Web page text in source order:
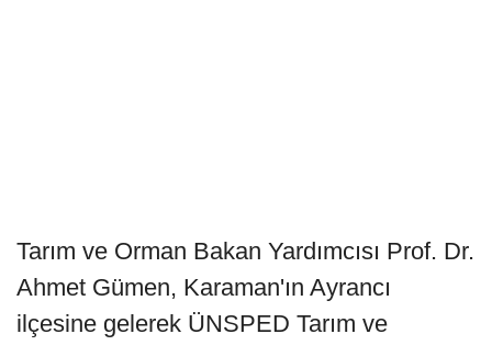
Tarım ve Orman Bakan Yardımcısı Prof. Dr.
Ahmet Gümen, Karaman'ın Ayrancı
ilçesine gelerek ÜNSPED Tarım ve